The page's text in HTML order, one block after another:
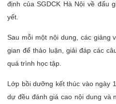
định của SGDCK Hà Nội về đấu
yết.
Sau mỗi một nội dung, các giảng
gian để thảo luận, giải đáp các
quá trình học tập.
Lớp bồi dưỡng kết thúc vào ngày
dự đều đánh giá cao nội dung và